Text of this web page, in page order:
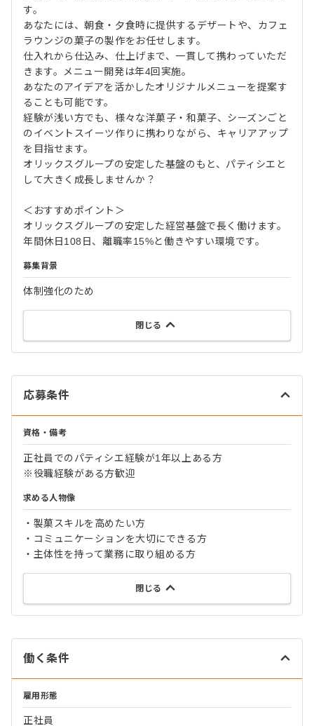
す。
あなたには、朝食・夕食時に提供するデザートや、カフェ
ラウンジの菓子の製作をお任せします。
仕入れから仕込み、仕上げまで、一貫して携わっていただ
きます。メニュー開発は年4回実施。
あなたのアイデアを活かしたオリジナルメニューを提案す
ることも可能です。
経験が浅い方でも、様々な洋菓子・和菓子、シーズンごと
のイベントスイーツ作りに携わりながら、キャリアアップ
を目指せます。
オリックスグループの安定した基盤のもと、パティシエと
して大きく成長しませんか？
＜おすすめポイント＞
オリックスグループの安定した経営基盤で長く働けます。
年間休日108日、離職率15%と働きやすい環境です。
募集背景
体制強化のため
閉じる
応募条件
資格・備考
正社員でのパティシエ経験が1年以上ある方
※役職経験がある方歓迎
求める人物像
・製菓スキルを高めたい方
・コミュニケーションを大切にできる方
・主体性を持って業務に取り組める方
閉じる
働く条件
雇用形態
正社員